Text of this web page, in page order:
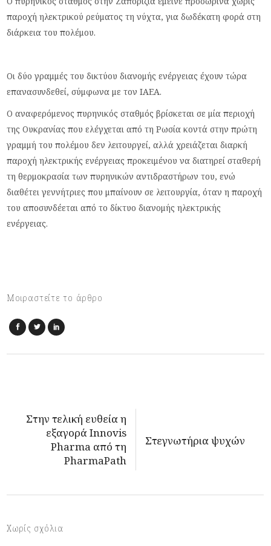
παροχή ηλεκτρικού ρεύματος τη νύχτα, για δωδέκατη φορά στη
διάρκεια του πολέμου.
Οι δύο γραμμές του δικτύου διανομής ενέργειας έχουν τώρα
επανασυνδεθεί, σύμφωνα με τον ΙΑΕΑ.
Ο αναφερόμενος πυρηνικός σταθμός βρίσκεται σε μία περιοχή
της Ουκρανίας που ελέγχεται από τη Ρωσία κοντά στην πρώτη
γραμμή του πολέμου δεν λειτουργεί, αλλά χρειάζεται διαρκή
παροχή ηλεκτρικής ενέργειας προκειμένου να διατηρεί σταθερή
τη θερμοκρασία των πυρηνικών αντιδραστήρων του, ενώ
διαθέτει γεννήτριες που μπαίνουν σε λειτουργία, όταν η παροχή
του αποσυνδέεται από το δίκτυο διανομής ηλεκτρικής
ενέργειας.
Μοιραστείτε το άρθρο
Στην τελική ευθεία η
εξαγορά Innovis
Pharma από τη
PharmaPath
Στεγνωτήρια ψυχών
Χωρίς σχόλια